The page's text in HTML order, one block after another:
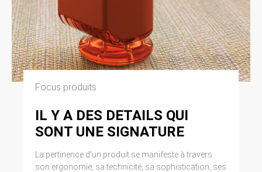
Focus produits
IL Y A DES DETAILS QUI
SONT UNE SIGNATURE
La pertinence d’un produit se manifeste à travers
son ergonomie, sa technicité, sa sophistication, ses